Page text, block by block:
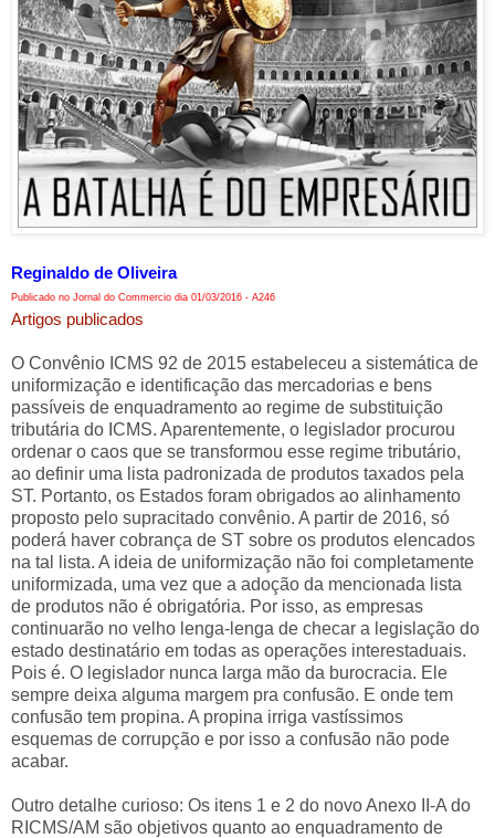
Reginaldo de Oliveira
Publicado no Jornal do Commercio dia 01/03/2016 - A246
Artigos publicados
O Convênio ICMS 92 de 2015 estabeleceu a sistemática de
uniformização e identificação das mercadorias e bens
passíveis de enquadramento ao regime de substituição
tributária do ICMS. Aparentemente, o legislador procurou
ordenar o caos que se transformou esse regime tributário,
ao definir uma lista padronizada de produtos taxados pela
ST. Portanto, os Estados foram obrigados ao alinhamento
proposto pelo supracitado convênio. A partir de 2016, só
poderá haver cobrança de ST sobre os produtos elencados
na tal lista. A ideia de uniformização não foi completamente
uniformizada, uma vez que a adoção da mencionada lista
de produtos não é obrigatória. Por isso, as empresas
continuarão no velho lenga-lenga de checar a legislação do
estado destinatário em todas as operações interestaduais.
Pois é. O legislador nunca larga mão da burocracia. Ele
sempre deixa alguma margem pra confusão. E onde tem
confusão tem propina. A propina irriga vastíssimos
esquemas de corrupção e por isso a confusão não pode
acabar.
Outro detalhe curioso: Os itens 1 e 2 do novo Anexo II-A do
RICMS/AM são objetivos quanto ao enquadramento de